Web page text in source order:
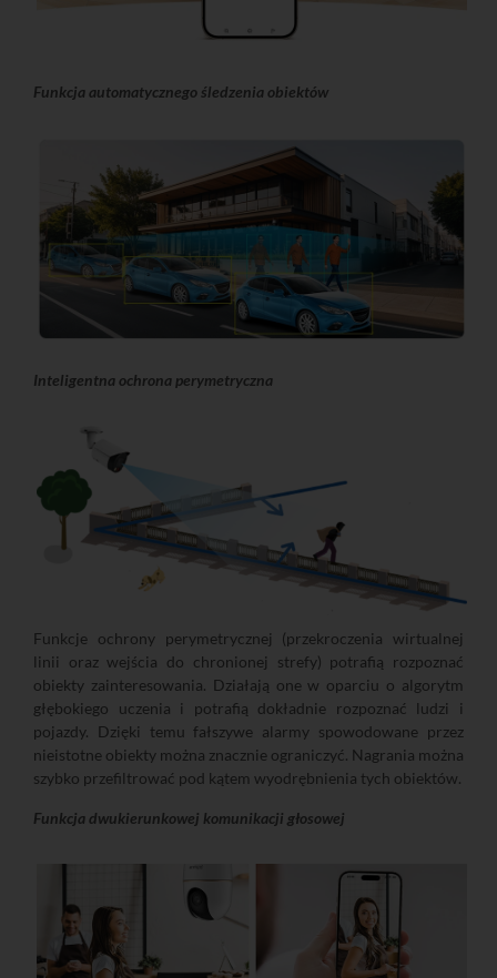
Funkcja automatycznego śledzenia obiektów
Inteligentna ochrona perymetryczna
Funkcje ochrony perymetrycznej (przekroczenia wirtualnej
linii oraz wejścia do chronionej strefy) potrafią rozpoznać
obiekty zainteresowania. Działają one w oparciu o algorytm
głębokiego uczenia i potrafią dokładnie rozpoznać ludzi i
pojazdy. Dzięki temu fałszywe alarmy spowodowane przez
nieistotne obiekty można znacznie ograniczyć. Nagrania można
szybko przefiltrować pod kątem wyodrębnienia tych obiektów.
Funkcja dwukierunkowej komunikacji głosowej